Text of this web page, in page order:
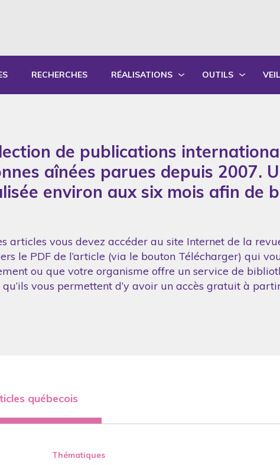
RECHERCHES RÉALISATIONS
SYNTHÈSE DES RAPPORTS ANNUELS
OUTILS
FORMATIONS
de publications
aînées parues depuis 2007.
environ aux six mois afin de
articles vous devez accéder au site Internet de la
le PDF de l’article (via le bouton Télécharger) qui
ou que votre organisme offre un service de
vous permettent d’y avoir un accès gratuit à
québecois
Thématiques